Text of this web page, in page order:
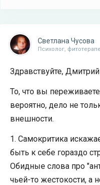
Светлана Чусова
Психолог,
Здравствуйте,
То, что вы
вероятно, дело не
внешности.
1. Самокритика
быть к себе гораздо
Обидные слова про
чьей-то жестокости, а